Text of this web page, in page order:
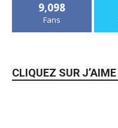
9,098
Fans
CLIQUEZ SUR J’AIME